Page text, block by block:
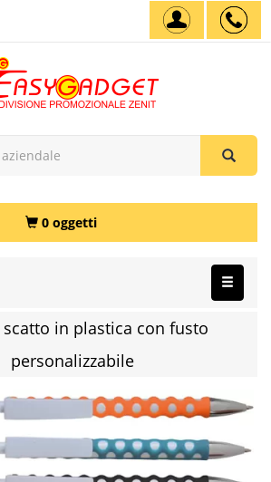
0 oggetti
scatto in plastica con fusto
personalizzabile